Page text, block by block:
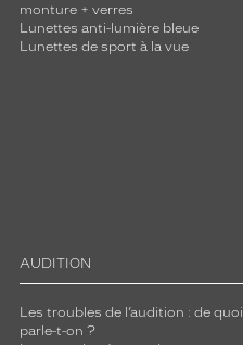
monture + verres
Lunettes anti-lumière bleue
Lunettes de sport à la vue
AUDITION
Les troubles de l’audition : de quoi
parle-t-on ?